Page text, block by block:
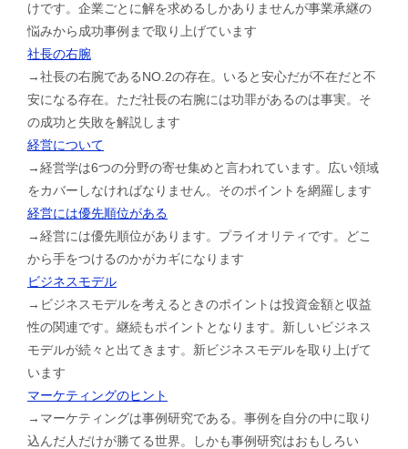
けです。企業ごとに解を求めるしかありませんが事業承継の
悩みから成功事例まで取り上げています
社長の右腕
→社長の右腕であるNO.2の存在。いると安心だが不在だと不
安になる存在。ただ社長の右腕には功罪があるのは事実。そ
の成功と失敗を解説します
経営について
→経営学は6つの分野の寄せ集めと言われています。広い領域
をカバーしなければなりません。そのポイントを網羅します
経営には優先順位がある
→経営には優先順位があります。プライオリティです。どこ
から手をつけるのかがカギになります
ビジネスモデル
→ビジネスモデルを考えるときのポイントは投資金額と収益
性の関連です。継続もポイントとなります。新しいビジネス
モデルが続々と出てきます。新ビジネスモデルを取り上げて
います
マーケティングのヒント
→マーケティングは事例研究である。事例を自分の中に取り
込んだ人だけが勝てる世界。しかも事例研究はおもしろい